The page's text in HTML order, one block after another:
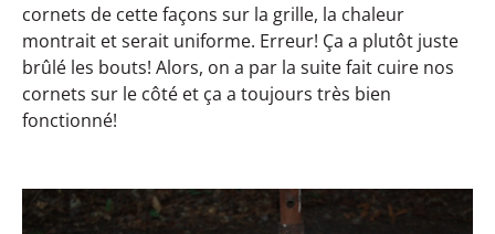
cornets de cette façons sur la grille, la chaleur
montrait et serait uniforme. Erreur! Ça a plutôt juste
brûlé les bouts! Alors, on a par la suite fait cuire nos
cornets sur le côté et ça a toujours très bien
fonctionné!